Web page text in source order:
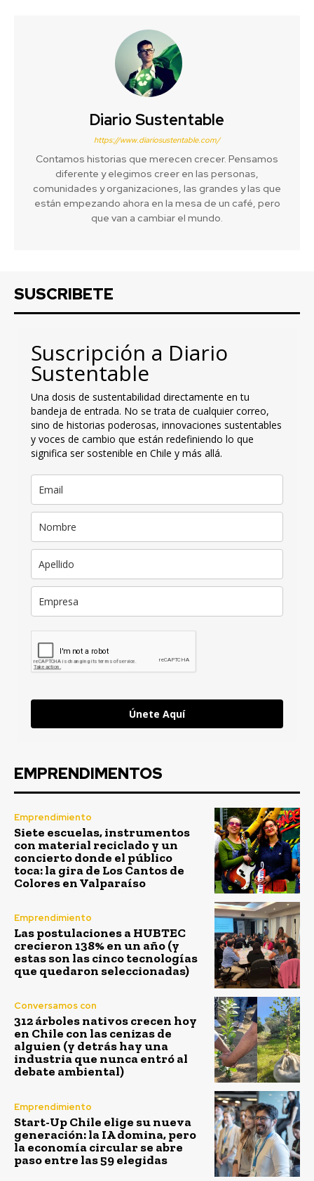
Diario Sustentable
https://www.diariosustentable.com/
Contamos historias que merecen crecer. Pensamos
diferente y elegimos creer en las personas,
comunidades y organizaciones, las grandes y las que
están empezando ahora en la mesa de un café, pero
que van a cambiar el mundo.
SUSCRIBETE
Suscripción a Diario
Sustentable
Una dosis de sustentabilidad directamente en tu
bandeja de entrada. No se trata de cualquier correo,
sino de historias poderosas, innovaciones sustentables
y voces de cambio que están redefiniendo lo que
significa ser sostenible en Chile y más allá.
Únete Aquí
EMPRENDIMENTOS
Emprendimiento
Siete escuelas, instrumentos
con material reciclado y un
concierto donde el público
toca: la gira de Los Cantos de
Colores en Valparaíso
Emprendimiento
Las postulaciones a HUBTEC
crecieron 138% en un año (y
estas son las cinco tecnologías
que quedaron seleccionadas)
Conversamos con
312 árboles nativos crecen hoy
en Chile con las cenizas de
alguien (y detrás hay una
industria que nunca entró al
debate ambiental)
Emprendimiento
Start-Up Chile elige su nueva
generación: la IA domina, pero
la economía circular se abre
paso entre las 59 elegidas